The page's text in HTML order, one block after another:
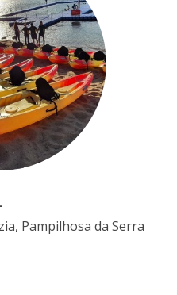
Pampilhosa da Serra